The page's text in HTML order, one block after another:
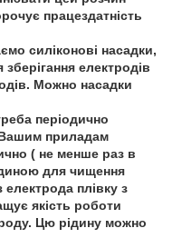
працездатність
силіконові насадки,
електродів
Можно насадки
періодично
Вашим приладам
( не менше раз в
для чищення
електрода плівку з
якість роботи
Цю рідину можно